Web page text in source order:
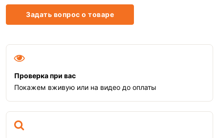
Задать вопрос о товаре
Проверка при вас
Покажем вживую или на видео до оплаты